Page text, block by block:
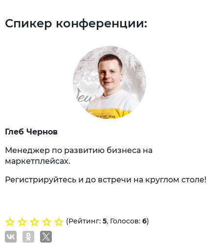
Спикер конференции:
Глеб Чернов
Менеджер по развитию бизнеса на
маркетплейсах.
Регистрируйтесь и до встречи на круглом столе!
(Рейтинг: 5, Голосов: 6)